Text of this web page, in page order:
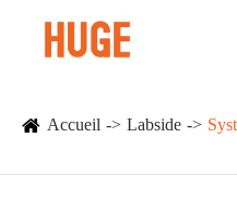
Accueil Labside